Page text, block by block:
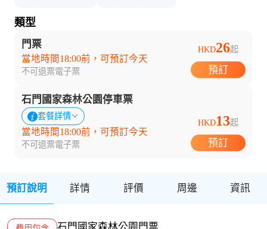
類型
門票
當地時間18:00前，可預訂今天
不可退票電子票
HKD26起
預訂
石門國家森林公園停車票
套餐詳情
當地時間18:00前，可預訂今天
不可退票電子票
HKD13起
預訂
預訂說明 詳情 評價 周邊 資訊